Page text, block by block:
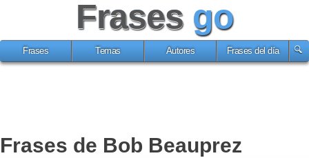
Frases go
Frases Temas Autores Frases del día
Frases de Bob Beauprez